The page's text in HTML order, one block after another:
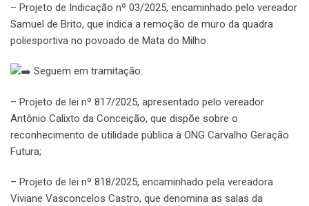
– Projeto de Indicação nº 03/2025, encaminhado pelo vereador
Samuel de Brito, que indica a remoção de muro da quadra
poliesportiva no povoado de Mata do Milho.
Seguem em tramitação:
– Projeto de lei nº 817/2025, apresentado pelo vereador
Antônio Calixto da Conceição, que dispõe sobre o
reconhecimento de utilidade pública à ONG Carvalho Geração
Futura;
– Projeto de lei nº 818/2025, encaminhado pela vereadora
Viviane Vasconcelos Castro, que denomina as salas da